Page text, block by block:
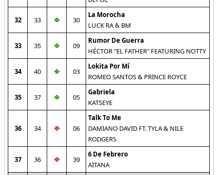
32 33 30
La Morocha
LUCK RA & BM
33 35 09
Rumor De Guerra
HÉCTOR "EL FATHER" FEATURING NOTTY
34 40 03
Lokita Por Mí
ROMEO SANTOS & PRINCE ROYCE
35 37 05
Gabriela
KATSEYE
36 34 06
Talk To Me
DAMIANO DAVID FT. TYLA & NILE
RODGERS
37 36 39
6 De Febrero
AITANA